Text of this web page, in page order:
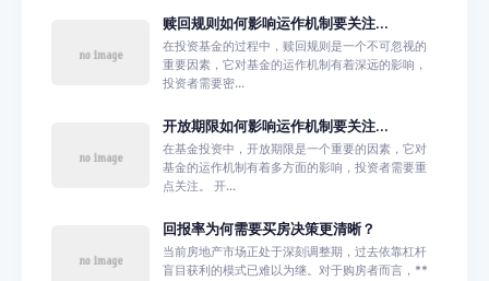
赎回规则如何影响运作机制要关注...
在投资基金的过程中，赎回规则是一个不可忽视的
重要因素，它对基金的运作机制有着深远的影响，
投资者需要密...
开放期限如何影响运作机制要关注...
在基金投资中，开放期限是一个重要的因素，它对
基金的运作机制有着多方面的影响，投资者需要重
点关注。 开...
回报率为何需要买房决策更清晰？
当前房地产市场正处于深刻调整期，过去依靠杠杆
盲目获利的模式已难以为继。对于购房者而言，**